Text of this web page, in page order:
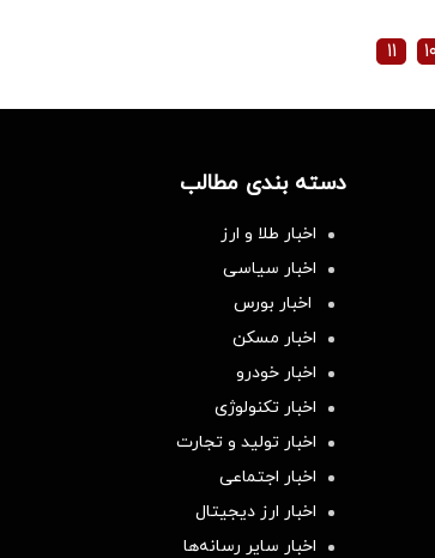
۱۰ ۱۱
دسته بندی مطالب
اخبار طلا و ارز
اخبار سیاسی
اخبار بورس
اخبار مسکن
اخبار خودرو
اخبار تکنولوژی
اخبار تولید و تجارت
اخبار اجتماعی
اخبار ارز دیجیتال
اخبار سایر رسانه‌‌ها